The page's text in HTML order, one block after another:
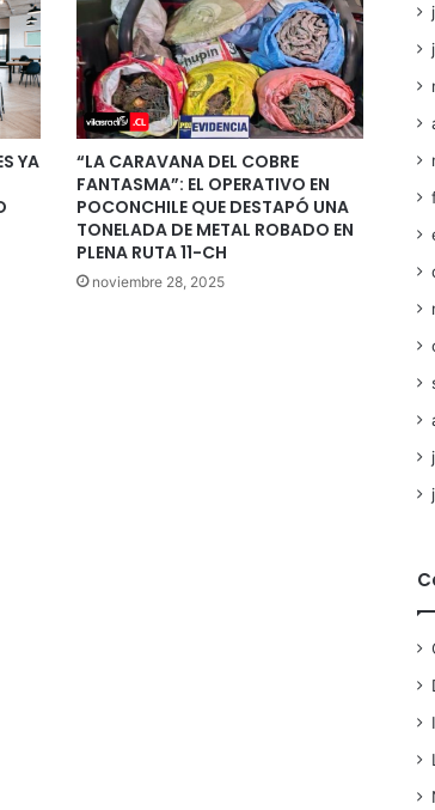
YA
“LA CARAVANA DEL COBRE
FANTASMA”: EL OPERATIVO EN
POCONCHILE QUE DESTAPÓ UNA
TONELADA DE METAL ROBADO EN
PLENA RUTA 11-CH
noviembre 28, 2025